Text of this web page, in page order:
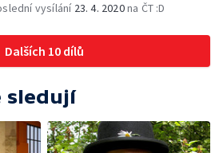
vysílání 23. 4. 2020na ČT :D
Dalších 10 dílů
sledují